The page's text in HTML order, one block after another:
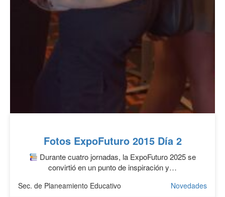
Fotos ExpoFuturo 2015 Día 2
Durante cuatro jornadas, la ExpoFuturo 2025 se
convirtió en un punto de inspiración y…
Sec. de Planeamiento Educativo Novedades